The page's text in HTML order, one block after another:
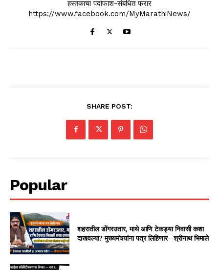
हस्तकाचा पर्दाफाश-संबधित फरार
https://www.facebook.com/MyMarathiNews/
SHARE POST:
Popular
शहरातील डोंगरउतार, माथे आणि टेकड्या निवासी कशा
दाखवल्या? मुख्यमंत्र्यांना पत्र लिहिणार—श्रीनाथ भिमाले